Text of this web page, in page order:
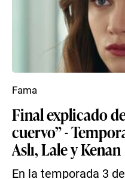
Final explicado
cuervo” -
Aslı, Lale y Kenan
En la temporada 3
Fama